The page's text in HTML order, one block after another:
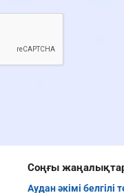
Соңғы
Аудан әкімі белгілі